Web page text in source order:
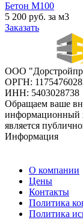
Бетон М100
5 200 руб. за м3
Заказать
ООО
ОРГН:
ИНН: 5403028738
Обращаем ваше
информационный
является
Информация
О компании
Цены
Контакты
Политика
Политика